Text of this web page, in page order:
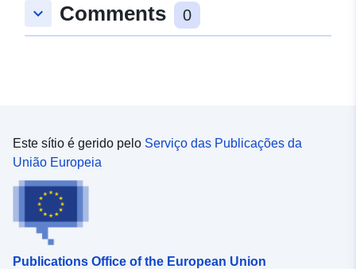
48.6440465 ], [ 9.0169849,
48.6440465 ], [ 9.0169849,
Está em
confomidade
com:
Recurso:
uriRef:
keyboard_arrow_down Comments 0
Este sítio é gerido pelo Serviço das Publicações da
União Europeia
Publications Office of the European Union